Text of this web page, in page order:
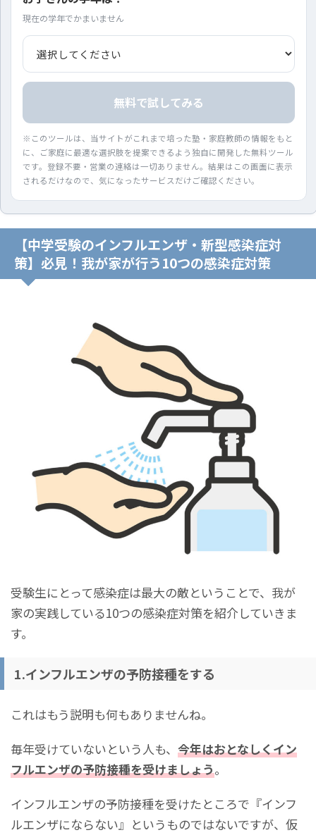
現在の学年でかまいません
無料で試してみる
※このツールは、当サイトがこれまで培った塾・家庭教師の情報をもと
に、ご家庭に最適な選択肢を提案できるよう独自に開発した無料ツール
です。登録不要・営業の連絡は一切ありません。結果はこの画面に表示
されるだけなので、気になったサービスだけご確認ください。
【中学受験のインフルエンザ・新型感染症対
策】必見！我が家が行う10つの感染症対策
受験生にとって感染症は最大の敵ということで、我が
家の実践している10つの感染症対策を紹介していきま
す。
1.インフルエンザの予防接種をする
これはもう説明も何もありませんね。
毎年受けていないという人も、 今年はおとなしくイン
フルエンザの予防接種を受けましょう。
インフルエンザの予防接種を受けたところで『インフ
ルエンザにならない』というものではないですが、仮